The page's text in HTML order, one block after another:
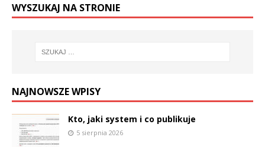
WYSZUKAJ NA STRONIE
NAJNOWSZE WPISY
Kto, jaki system i co publikuje
5 sierpnia 2026